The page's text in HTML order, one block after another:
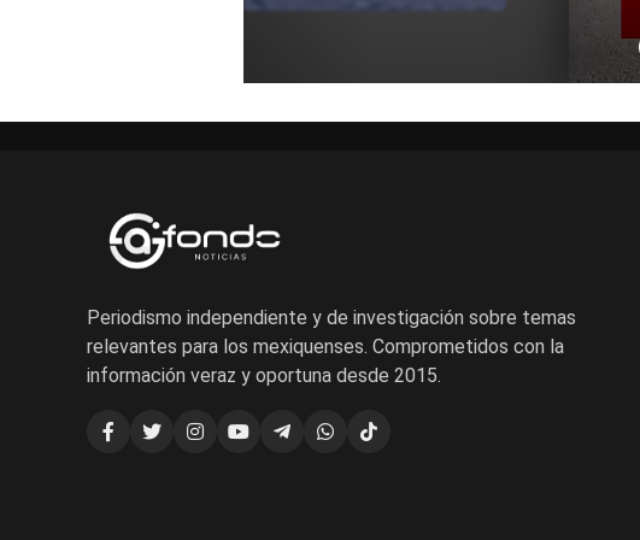
Periodismo independiente y de investigación sobre temas
relevantes para los mexiquenses. Comprometidos con la
información veraz y oportuna desde 2015.